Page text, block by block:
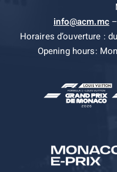
info@acm.mc–
Horaires d’ouverture :
Opening hours: